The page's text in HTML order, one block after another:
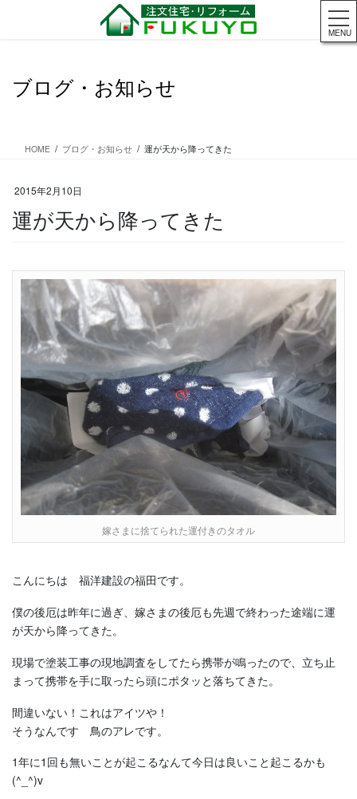
ブログ・お知らせ
HOME ブログ・お知らせ 運が天から降ってきた
2015年2月10日
運が天から降ってきた
嫁さまに捨てられた運付きのタオル
こんにちは 福洋建設の福田です。
僕の後厄は昨年に過ぎ、嫁さまの後厄も先週で終わった途端に運
が天から降ってきた。
現場で塗装工事の現地調査をしてたら携帯が鳴ったので、立ち止
まって携帯を手に取ったら頭にポタッと落ちてきた。
間違いない！これはアイツや！
そうなんです 鳥のアレです。
1年に1回も無いことが起こるなんて今日は良いこと起こるかも
(^_^)v
MENU